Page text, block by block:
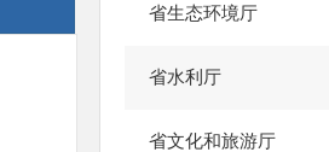
省生态环境厅
省水利厅
省文化和旅游厅